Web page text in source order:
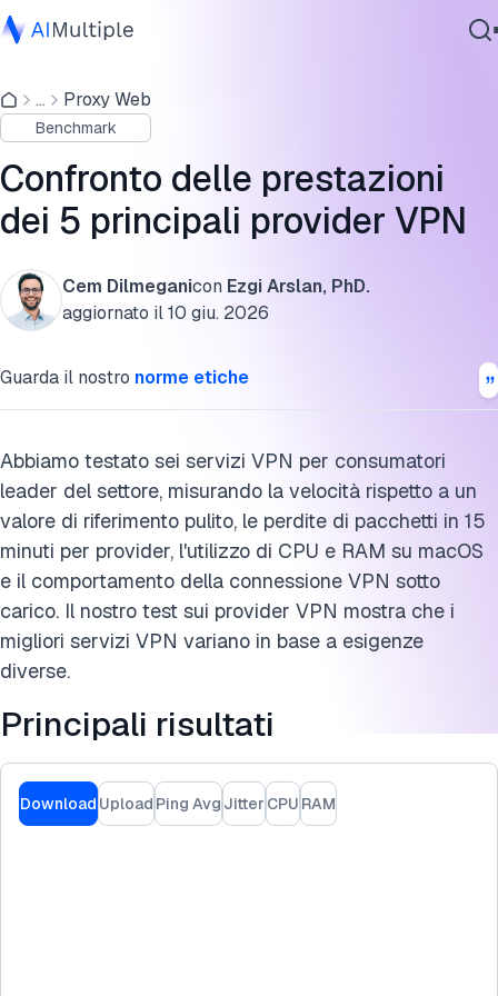
IA Agente
Sicurezza Informatica
Dati
Software Aziendale
Servizi
... Proxy Web
Benchmark
Confronto delle prestazioni
dei 5 principali provider VPN
Cem Dilmeganicon Ezgi Arslan, PhD.
aggiornato il10 giu. 2026
Guarda il nostro norme etiche
Abbiamo testato sei servizi VPN per consumatori
leader del settore, misurando la velocità rispetto a un
valore di riferimento pulito, le perdite di pacchetti in 15
minuti per provider, l'utilizzo di CPU e RAM su macOS
e il comportamento della connessione VPN sotto
carico. Il nostro test sui provider VPN mostra che i
migliori servizi VPN variano in base a esigenze
diverse.
Principali risultati
Download Upload Ping Avg Jitter CPU RAM
Risultati del confronto delle prestazioni delle VPN
Come scegliere un provider VPN in base ai risultati del
confronto delle prestazioni
Come funziona il protocollo VPN?
Cita questa ricerca